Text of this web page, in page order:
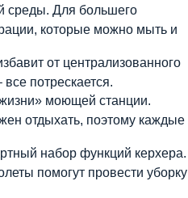
среды. Для большего
которые можно мыть и
от централизованного
потрескается.
моющей станции.
отдыхать, поэтому каждые
набор функций керхера.
помогут провести уборку